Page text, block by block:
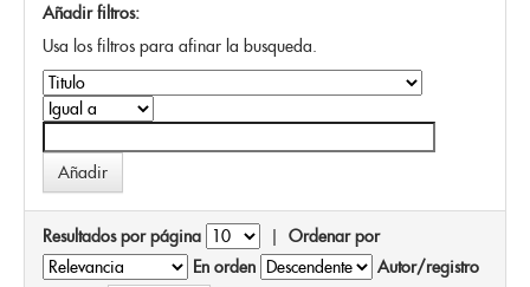
Añadir filtros:
Usa los filtros para afinar la busqueda.
Resultados por página | Ordenar por
En orden
Autor/registro